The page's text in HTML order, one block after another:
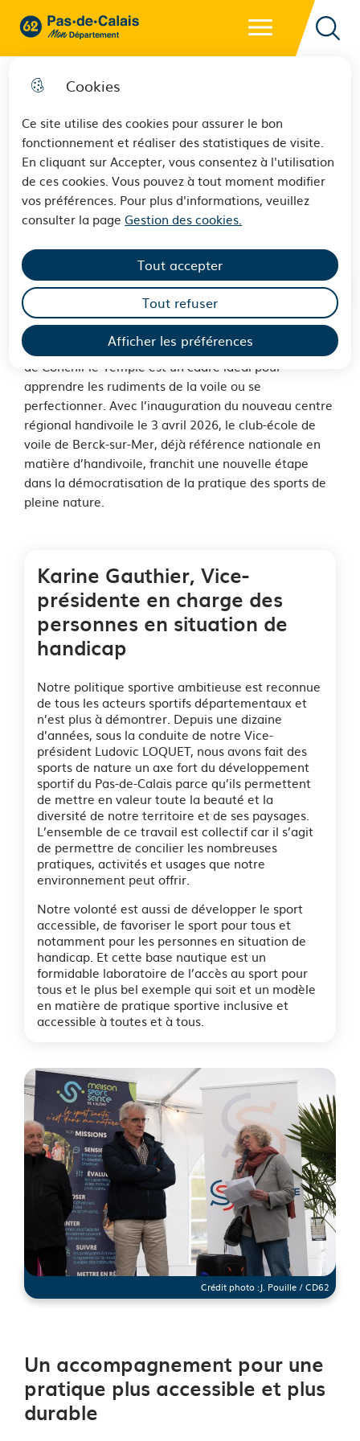
Cookies
Ce site utilise des cookies pour assurer le bon
fonctionnement et réaliser des statistiques de visite.
En cliquant sur Accepter, vous consentez à l'utilisation
de ces cookies. Vous pouvez à tout moment modifier
vos préférences. Pour plus d'informations, veuillez
consulter la pageGestion des cookies.
Afficher les préférences
Tout accepter
Tout refuser
62 - Pas-de-Calais Mon Département - Retour à l'accueil
Conchil-le-Temple :
Inauguration du centre
régional handivoile
Installée au cœur d’anciennes carrières en cours de
recolonisation par le milieu naturel, la base de voile
de Conchil-le-Temple est un cadre idéal pour
apprendre les rudiments de la voile ou se
perfectionner. Avec l’inauguration du nouveau centre
régional handivoile le 3 avril 2026, le club-école de
voile de Berck-sur-Mer, déjà référence nationale en
matière d’handivoile, franchit une nouvelle étape
dans la démocratisation de la pratique des sports de
pleine nature.
Karine Gauthier, Vice-
présidente en charge des
personnes en situation de
handicap
Notre politique sportive ambitieuse est reconnue
de tous les acteurs sportifs départementaux et
n’est plus à démontrer. Depuis une dizaine
d’années, sous la conduite de notre Vice-
président Ludovic LOQUET, nous avons fait des
sports de nature un axe fort du développement
sportif du Pas-de-Calais parce qu’ils permettent
de mettre en valeur toute la beauté et la
diversité de notre territoire et de ses paysages.
L’ensemble de ce travail est collectif car il s’agit
de permettre de concilier les nombreuses
pratiques, activités et usages que notre
environnement peut offrir.
Notre volonté est aussi de développer le sport
accessible, de favoriser le sport pour tous et
notamment pour les personnes en situation de
handicap. Et cette base nautique est un
formidable laboratoire de l’accès au sport pour
tous et le plus bel exemple qui soit et un modèle
en matière de pratique sportive inclusive et
accessible à toutes et à tous.
Crédit photo :J. Pouille / CD62
Un accompagnement pour une
pratique plus accessible et plus
durable